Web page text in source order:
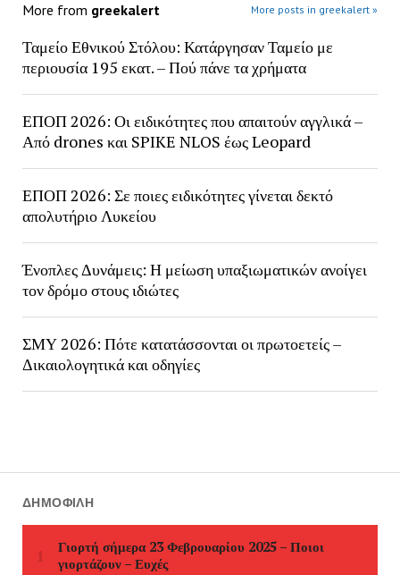
More from greekalert More posts in greekalert »
Ταμείο Εθνικού Στόλου: Κατάργησαν Ταμείο με
περιουσία 195 εκατ. – Πού πάνε τα χρήματα
ΕΠΟΠ 2026: Οι ειδικότητες που απαιτούν αγγλικά –
Από drones και SPIKE NLOS έως Leopard
ΕΠΟΠ 2026: Σε ποιες ειδικότητες γίνεται δεκτό
απολυτήριο Λυκείου
Ένοπλες Δυνάμεις: Η μείωση υπαξιωματικών ανοίγει
τον δρόμο στους ιδιώτες
ΣΜΥ 2026: Πότε κατατάσσονται οι πρωτοετείς –
Δικαιολογητικά και οδηγίες
ΔΗΜΟΦΙΛΉ